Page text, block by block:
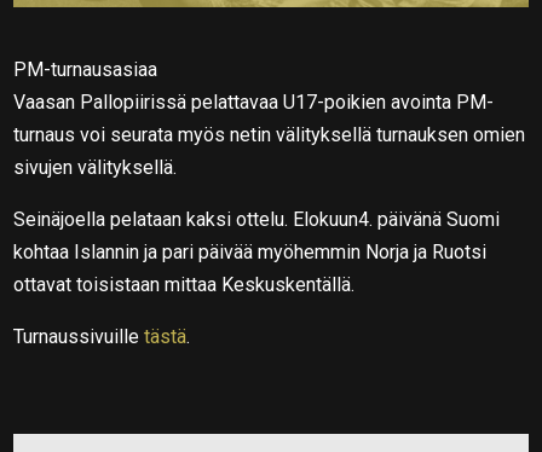
PM-turnausasiaa
Vaasan Pallopiirissä pelattavaa U17-poikien avointa PM-
turnaus voi seurata myös netin välityksellä turnauksen omien
sivujen välityksellä.
Seinäjoella pelataan kaksi ottelu. Elokuun4. päivänä Suomi
kohtaa Islannin ja pari päivää myöhemmin Norja ja Ruotsi
ottavat toisistaan mittaa Keskuskentällä.
Turnaussivuilletästä.